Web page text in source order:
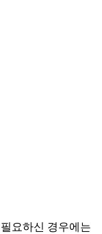
요하신 경우에는